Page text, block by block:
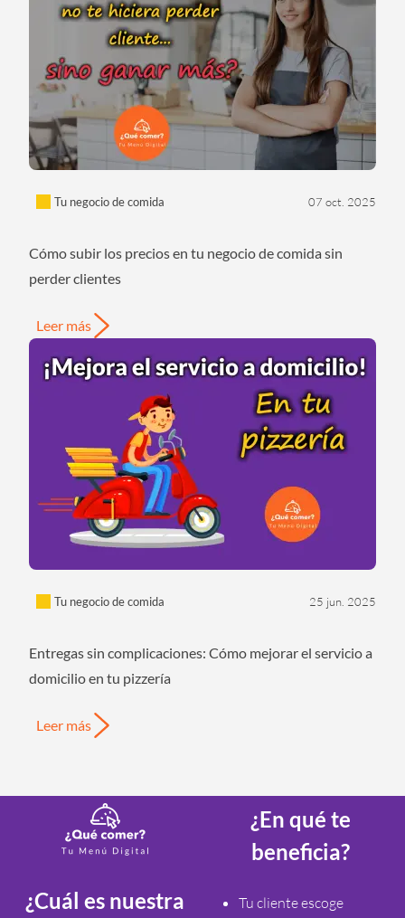
Tu negocio de comida 07 oct. 2025
Cómo subir los precios en tu negocio de comida sin
perder clientes
Leer más
Tu negocio de comida 25 jun. 2025
Entregas sin complicaciones: Cómo mejorar el servicio a
domicilio en tu pizzería
Leer más
¿Cuál es nuestra
¿En qué te
beneficia?
Tu cliente escoge